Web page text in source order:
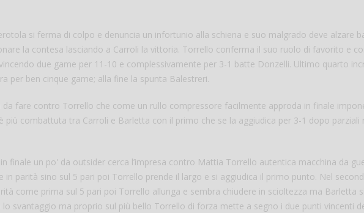
si ferma di colpo e denuncia un infortunio alla schiena e suo malgrado deve alzare
la contesa lasciando a Carroli la vittoria. Torrello conferma il suo ruolo di favorito e
due game per 11-10 e complessivamente per 3-1 batte Donzelli. Ultimo quarto
per ben cinque game; alla fine la spunta Balestreri.
da fare contro Torrello che come un rullo compressore facilmente approda in finale
più combattuta tra Carroli e Barletta con il primo che se la aggiudica per 3-1 dopo parziali
finale un po' da outsider cerca l’impresa contro Mattia Torrello autentica macchina da
in parità sino sul 5 pari poi Torrello prende il largo e si aggiudica il primo punto. Nel
come prima sul 5 pari poi Torrello allunga e sembra chiudere in scioltezza ma Barletta si
svantaggio ma proprio sul più bello Torrello di forza mette a segno i due punti vincenti